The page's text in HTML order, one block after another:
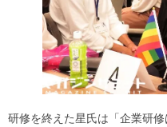
研修を終えた星氏は「企業研